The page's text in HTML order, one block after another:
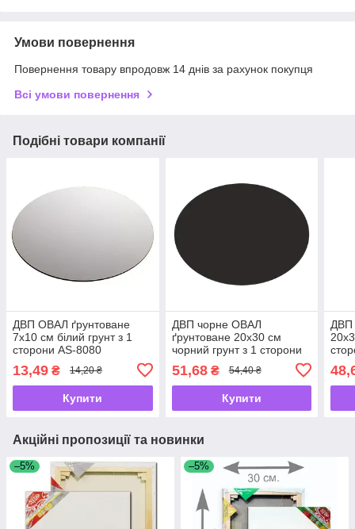
Умови повернення
Повернення товару впродовж 14 днів за рахунок покупця
Всі умови повернення
Подібні товари компанії
ДВП ОВАЛ ґрунтоване
7х10 см білий грунт з 1
сторони AS-8080
13,49 ₴ 14,20 ₴
Купити
ДВП чорне ОВАЛ
ґрунтоване 20х30 см
чорний грунт з 1 сторони
51,68₴ 54,40 ₴
Купити
ДВП
Акційні пропозиції та новинки
–5% –5%